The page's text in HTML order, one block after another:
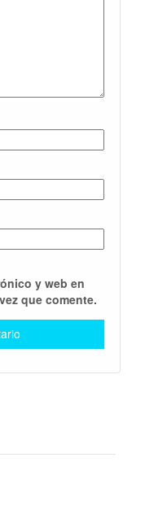
y web en
que comente.